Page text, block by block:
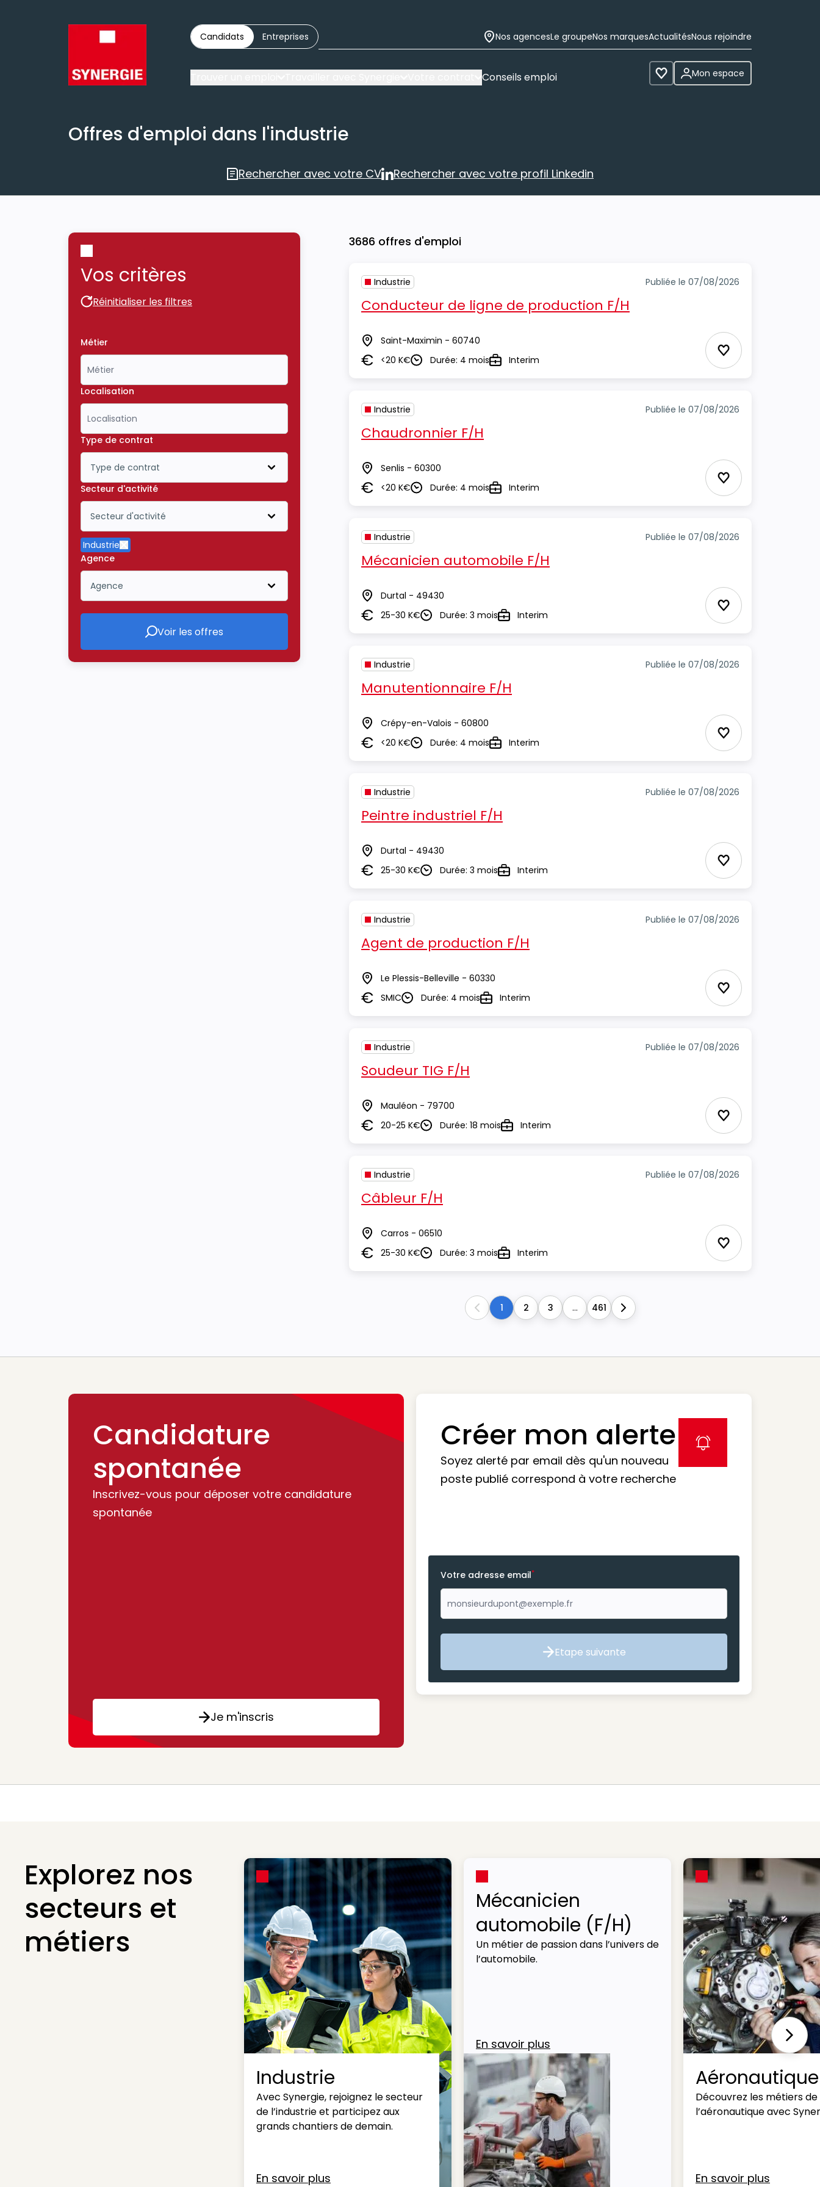
Candidats Entreprises Nos agencesLe groupeNos marquesActualitésNous rejoindre
Conseils emploi Voir les favoris
Mon espace
Offres d'emploi dans l'industrie
Rechercher avec votre CV
Rechercher avec votre CV
Rechercher avec votre profil Linkedin
Rechercher avec votre profil Linkedin
Vos critères
Réinitialiser les filtres
Réinitialiser les filtres
Métier
Localisation
Type de contrat
Type de contrat
Icône ouvrir la liste déroulante
Secteur d'activité
Secteur d'activité
Icône ouvrir la liste déroulante
Industrie
Supprimer le critère Industrie
Agence
Agence
Icône ouvrir la liste déroulante
Voir les offres
Voir les offres
3686 offres d'emploi
Industrie Publiée le 07/08/2026
Conducteur de ligne de production F/H
Lieu Saint-Maximin - 60740
Salaire<20 K€DuréeDurée: 4 moisTypeInterim Ajouter aux
Industrie Publiée le 07/08/2026
Chaudronnier F/H
Lieu Senlis - 60300
Salaire<20 K€DuréeDurée: 4 moisTypeInterim Ajouter aux
Industrie Publiée le 07/08/2026
Mécanicien automobile F/H
Lieu Durtal - 49430
Salaire25-30 K€DuréeDurée: 3 moisTypeInterim Ajouter aux
Industrie Publiée le 07/08/2026
Manutentionnaire F/H
Lieu Crépy-en-Valois - 60800
Salaire<20 K€DuréeDurée: 4 moisTypeInterim Ajouter aux
Industrie Publiée le 07/08/2026
Peintre industriel F/H
Lieu Durtal - 49430
Salaire25-30 K€DuréeDurée: 3 moisTypeInterim Ajouter aux
Industrie Publiée le 07/08/2026
Agent de production F/H
Lieu Le Plessis-Belleville - 60330
Salaire
SMICDuréeDurée: 4 moisTypeInterim Ajouter aux
Industrie Publiée le 07/08/2026
Soudeur TIG F/H
Lieu Mauléon - 79700
Salaire20-25 K€DuréeDurée: 18 moisTypeInterim Ajouter aux
Industrie Publiée le 07/08/2026
Câbleur F/H
Lieu Carros - 06510
Salaire25-30 K€DuréeDurée: 3 moisTypeInterim Ajouter aux
Previous
1 2 3 ... 461 Next
Candidature
spontanée
Inscrivez-vous pour déposer votre candidature
spontanée
Je m'inscris
Créer mon alerte
Soyez alerté par email dès qu'un nouveau
poste publié correspond à votre recherche
label icon
Votre adresse email*
Etape suivante
Etape suivante
Explorez nos
secteurs et
métiers
Industrie
Avec Synergie, rejoignez le secteur
de l’industrie et participez aux
grands chantiers de demain.
En savoir plus
Mécanicien
automobile (F/H)
Un métier de passion dans l’univers de
l’automobile.
En savoir plus
Aéronautique
Découvrez les métiers de
l’aéronautique avec
En savoir plus
Next